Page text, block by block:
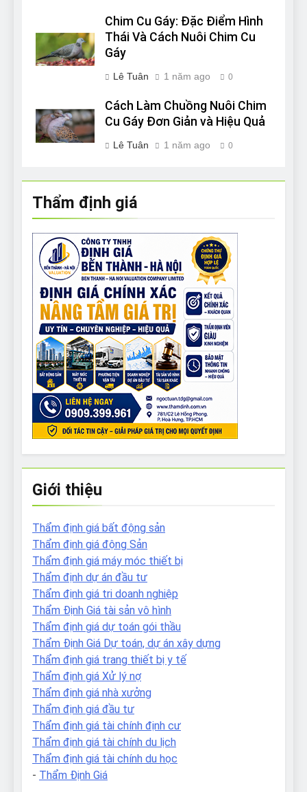
Chim Cu Gáy: Đặc Điểm Hình
Thái Và Cách Nuôi Chim Cu
Gáy
Lê Tuân 1 năm ago 0
Cách Làm Chuồng Nuôi Chim
Cu Gáy Đơn Giản và Hiệu Quả
Lê Tuân 1 năm ago 0
Thẩm định giá
Giới thiệu
Thẩm định giá bất động sản
Thẩm định giá động Sản
Thẩm định giá máy móc thiết bị
Thẩm định dự án đầu tư
Thẩm định giá tri doanh nghiệp
Thẩm Định Giá tài sản vô hình
Thẩm định giá dự toán gói thầu
Thẩm Định Giá Dự toán, dự án xây dựng
Thẩm định giá trang thiết bị y tế
Thẩm định giá Xử lý nợ
Thẩm định giá nhà xưởng
Thẩm định giá đầu tư
Thẩm định giá tài chính định cư
Thẩm định giá tài chính du lịch
Thẩm định giá tài chính du học
- Thẩm Định Giá